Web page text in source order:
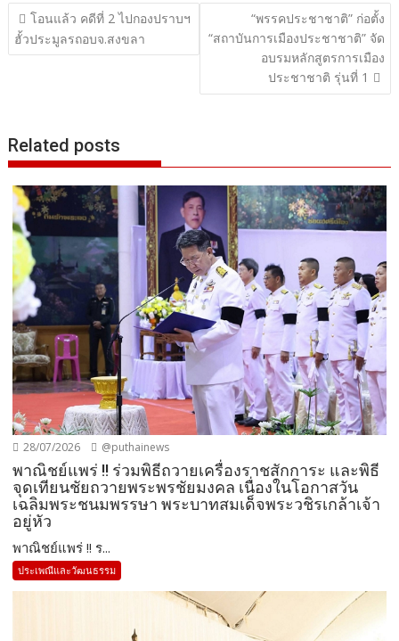
แนะแนว
เรื่อง
โอนแล้ว คดีที่ 2 ไปกองปราบฯ
ฮั้วประมูลรถอบจ.สงขลา
“พรรคประชาชาติ” ก่อตั้ง
“สถาบันการเมืองประชาชาติ” จัด
อบรมหลักสูตรการเมือง
ประชาชาติ รุ่นที่ 1
Related posts
28/07/2026 @puthainews
พาณิชย์แพร่ !! ร่วมพิธีถวายเครื่องราชสักการะ และพิธี
จุดเทียนชัยถวายพระพรชัยมงคล เนื่องในโอกาสวัน
เฉลิมพระชนมพรรษา พระบาทสมเด็จพระวชิรเกล้าเจ้า
อยู่หัว
พาณิชย์แพร่ !! ร...
ประเพณีและวัฒนธรรม